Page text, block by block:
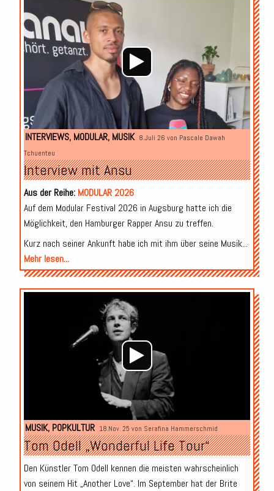
Player
INTERVIEWS, MODULAR, MUSIK 8.Juli 26 von Pascale Dawah
Tchuenteu
Interview mit Ansu
Aus der Reihe: MODULAR 2026
Auf dem Modular Festival 2026 in Augsburg hatte ich die
Möglichkeit, den Hamburger Rapper Ansu zu treffen.
Kurz nach seiner Ankunft habe ich mit ihm über seine Musik...
Mehr lesen...
Audio-
Player
MUSIK, POPKULTUR 18.Nov. 25 von Serafina Hammerschmid
Tom Odell „Wonderful Life Tour“
Den Künstler Tom Odell kennen die meisten wahrscheinlich
von seinem Hit „Another Love“. Im September hat der Brite